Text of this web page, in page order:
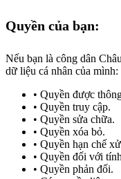
Quyền của bạn:
Nếu bạn là công dân
dữ liệu cá nhân của mình:
Quyền được
Quyền truy cập.
Quyền sửa chữa.
Quyền xóa bỏ.
Quyền hạn chế
Quyền đối với
Quyền phản đối.